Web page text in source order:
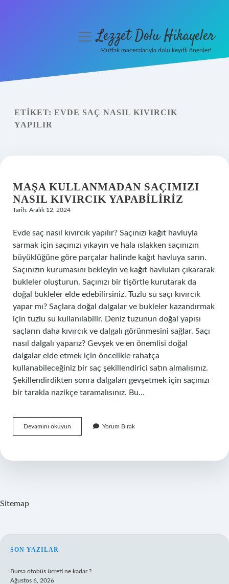
Yasal Uyarı
menüyüLezzet Dolu Hikayeler
Mutfak maceralarıyla dolu keyifli öneriler!
ETIKET: EVDE SAÇ NASIL KIVIRCIK
YAPILIR
MAŞA KULLANMADAN SAÇIMIZI
NASIL KIVIRCIK YAPABILIRIZ
Tarih: Aralık 12, 2024
Evde saç nasıl kıvırcık yapılır? Saçınızı kağıt havluyla
sarmak için saçınızı yıkayın ve hala ıslakken saçınızın
büyüklüğüne göre parçalar halinde kağıt havluya sarın.
Saçınızın kurumasını bekleyin ve kağıt havluları çıkararak
bukleler oluşturun. Saçınızı bir tişörtle kurutarak da
doğal bukleler elde edebilirsiniz. Tuzlu su saçı kıvırcık
yapar mı? Saçlara doğal dalgalar ve bukleler kazandırmak
için tuzlu su kullanılabilir. Deniz tuzunun doğal yapısı
saçların daha kıvırcık ve dalgalı görünmesini sağlar. Saçı
nasıl dalgalı yaparız? Gevşek ve en önemlisi doğal
dalgalar elde etmek için öncelikle rahatça
kullanabileceğiniz bir saç şekillendirici satın almalısınız.
Şekillendirdikten sonra dalgaları gevşetmek için saçınızı
bir tarakla nazikçe taramalısınız. Bu…
Devamını okuyun
Kullanmadan
Kıvırcık
Yorum Bırak
Sitemap
SIDEBAR
SON YAZILAR
Bursa otobüs ücreti ne kadar ?
Ağustos 6, 2026